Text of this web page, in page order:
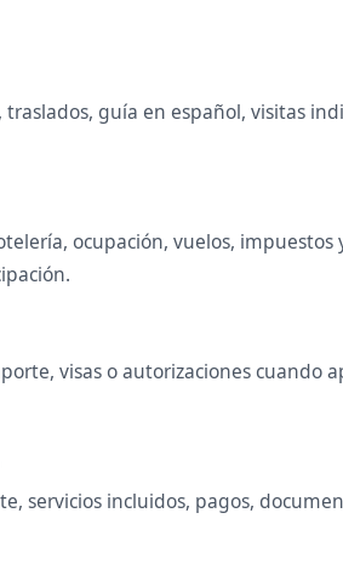
guía en español, visitas
ocupación, vuelos,
visas o autorizaciones cuando
servicios incluidos, pagos,